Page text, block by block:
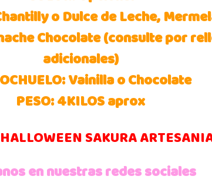
o Dulce de Leche,
Chocolate (consulte por
adicionales)
Vainilla o Chocolate
PESO: 4KILOS aprox
SAKURA
en nuestras redes sociales